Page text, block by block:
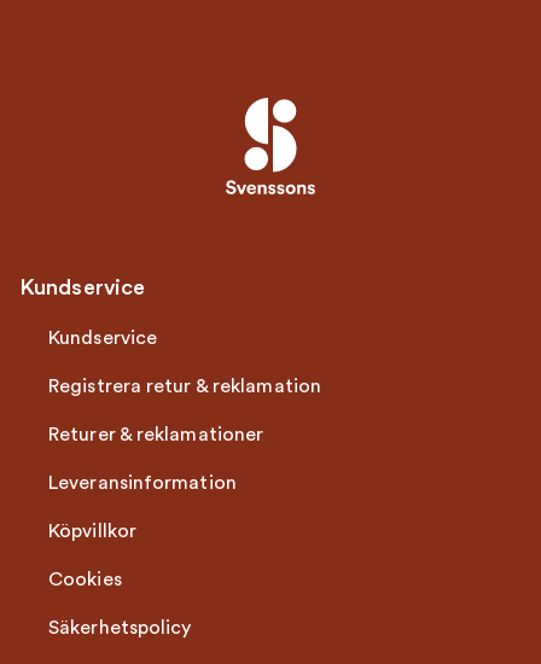
Kundservice
Kundservice
Registrera retur & reklamation
Returer & reklamationer
Leveransinformation
Köpvillkor
Cookies
Säkerhetspolicy